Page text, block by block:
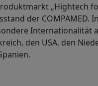
„Hightech
der COMPAMED.
Internationalität
den USA, den